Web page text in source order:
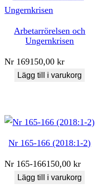
Arbetarrörelsen och
Ungernkrisen
Nr 169150,00kr
Lägg till i varukorg
Nr 165-166 (2018:1-2)
Nr 165-166150,00kr
Lägg till i varukorg